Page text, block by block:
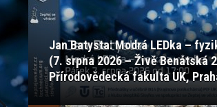
Jan Batysta: Modrá LEDka –
(7. srpna 2026 – Živě Benátská
Přírodovědecká fakulta UK,